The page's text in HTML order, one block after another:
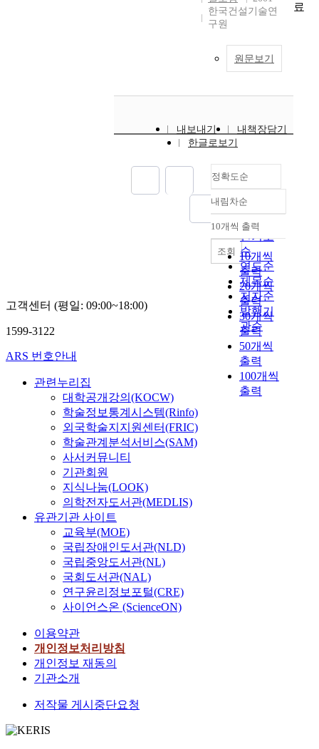
한국건설기술연
구원
원문보기
내보내기
내책장담기
한글로보기
정확도순
정확도
순
인기도
순
연도순
제목순
저자순
발행기
관순
내림차순
내림차순
10개씩 출력
10개씩
출력
20개씩
출력
30개씩
출력
50개씩
출력
100개씩
출력
조회
료
고객센터 (평일: 09:00~18:00)
1599-3122
ARS 번호안내
관련누리집
대학공개강의(KOCW)
학술정보통계시스템(Rinfo)
외국학술지지원센터(FRIC)
학술관계분석서비스(SAM)
사서커뮤니티
기관회원
지식나눔(LOOK)
의학전자도서관(MEDLIS)
유관기관 사이트
교육부(MOE)
국립장애인도서관(NLD)
국립중앙도서관(NL)
국회도서관(NAL)
연구윤리정보포털(CRE)
사이언스온 (ScienceON)
이용약관
개인정보처리방침
개인정보 재동의
기관소개
저작물 게시중단요청